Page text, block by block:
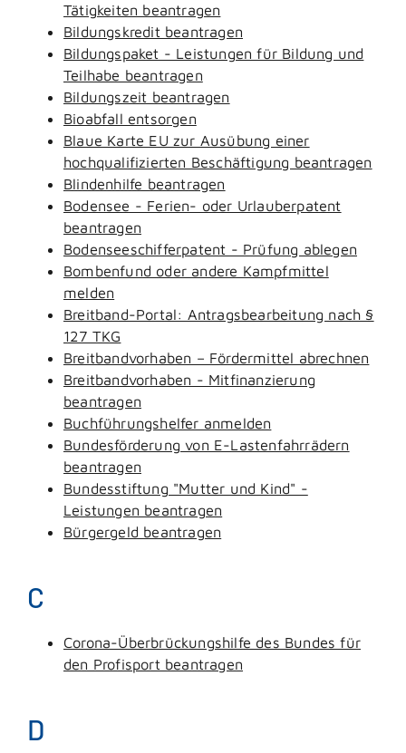
Tätigkeiten beantragen
Bildungskredit beantragen
Bildungspaket - Leistungen für Bildung und
Teilhabe beantragen
Bildungszeit beantragen
Bioabfall entsorgen
Blaue Karte EU zur Ausübung einer
hochqualifizierten Beschäftigung beantragen
Blindenhilfe beantragen
Bodensee - Ferien- oder Urlauberpatent
beantragen
Bodenseeschifferpatent - Prüfung ablegen
Bombenfund oder andere Kampfmittel
melden
Breitband-Portal: Antragsbearbeitung nach §
127 TKG
Breitbandvorhaben – Fördermittel abrechnen
Breitbandvorhaben - Mitfinanzierung
beantragen
Buchführungshelfer anmelden
Bundesförderung von E-Lastenfahrrädern
beantragen
Bundesstiftung "Mutter und Kind" -
Leistungen beantragen
Bürgergeld beantragen
C
Corona-Überbrückungshilfe des Bundes für
den Profisport beantragen
D